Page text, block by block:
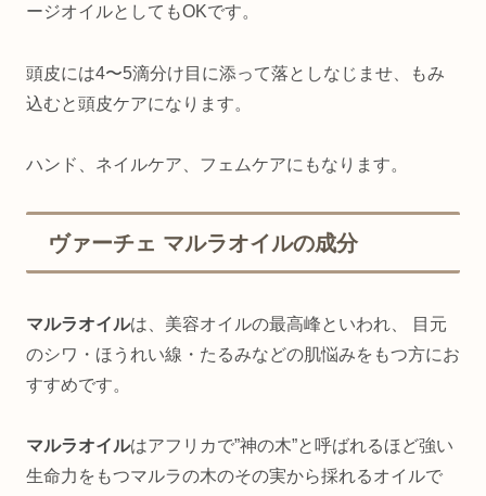
ージオイルとしてもOKです。
頭皮には4〜5滴分け目に添って落としなじませ、もみ
込むと頭皮ケアになります。
ハンド、ネイルケア、フェムケアにもなります。
ヴァーチェ マルラオイルの成分
マルラオイルは、美容オイルの最高峰といわれ、 目元
のシワ・ほうれい線・たるみなどの肌悩みをもつ方にお
すすめです。
マルラオイルはアフリカで”神の木”と呼ばれるほど強い
生命力をもつマルラの木のその実から採れるオイルで